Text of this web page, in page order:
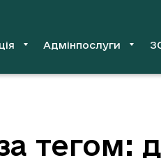
Адмінпослуги
тегом: